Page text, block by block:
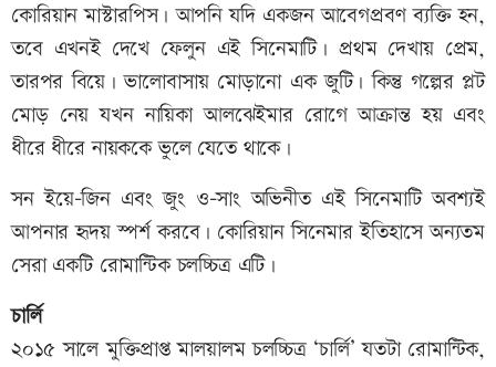
কোরিয়ান মাস্টারপিস। আপনি যদি একজন আবেগপ্রবণ ব্যক্তি হন,
তবে এখনই দেখে ফেলুন এই সিনেমাটি। প্রথম দেখায় প্রেম,
তারপর বিয়ে। ভালোবাসায় মোড়ানো এক জুটি। কিন্তু গল্পের প্লট
মোড় নেয় যখন নায়িকা আলঝেইমার রোগে আক্রান্ত হয় এবং
ধীরে ধীরে নায়ককে ভুলে যেতে থাকে।
সন ইয়ে-জিন এবং জুং ও-সাং অভিনীত এই সিনেমাটি অবশ্যই
আপনার হৃদয় স্পর্শ করবে। কোরিয়ান সিনেমার ইতিহাসে অন্যতম
সেরা একটি রোমান্টিক চলচ্চিত্র এটি।
চার্লি
২০১৫ সালে মুক্তিপ্রাপ্ত মালয়ালম চলচ্চিত্র ‘চার্লি’ যতটা রোমান্টিক,